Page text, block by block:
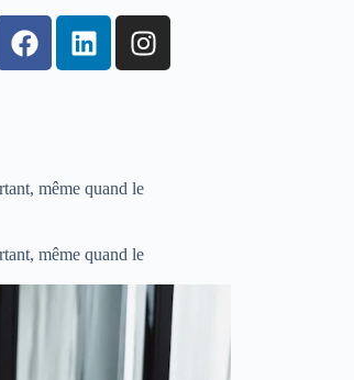
même quand le
même quand le